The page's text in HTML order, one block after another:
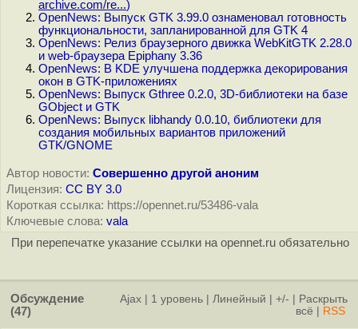
archive.com/re...)
OpenNews: Выпуск GTK 3.99.0 ознаменовал готовность
функциональности, запланированной для GTK 4
OpenNews: Релиз браузерного движка WebKitGTK 2.28.0
и web-браузера Epiphany 3.36
OpenNews: В KDE улучшена поддержка декорирования
окон в GTK-приложениях
OpenNews: Выпуск Gthree 0.2.0, 3D-библиотеки на базе
GObject и GTK
OpenNews: Выпуск libhandy 0.0.10, библиотеки для
создания мобильных вариантов приложений
GTK/GNOME
Автор новости: Совершенно другой аноним
Лицензия: CC BY 3.0
Короткая ссылка: https://opennet.ru/53486-vala
Ключевые слова: vala
При перепечатке указание ссылки на opennet.ru обязательно
Обсуждение
(47)
Ajax 1 уровень Линейный +/-
Раскрыть
всё
RSS